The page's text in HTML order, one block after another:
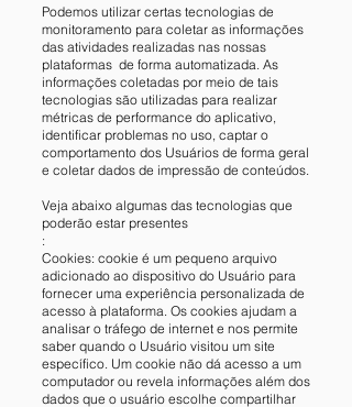
Podemos utilizar certas tecnologias de
monitoramento para coletar as informações
das atividades realizadas nas nossas
plataformas de forma automatizada. As
informações coletadas por meio de tais
tecnologias são utilizadas para realizar
métricas de performance do aplicativo,
identificar problemas no uso, captar o
comportamento dos Usuários de forma geral
e coletar dados de impressão de conteúdos.
Veja abaixo algumas das tecnologias que
poderão estar presentes
:
Cookies: cookie é um pequeno arquivo
adicionado ao dispositivo do Usuário para
fornecer uma experiência personalizada de
acesso à plataforma. Os cookies ajudam a
analisar o tráfego de internet e nos permite
saber quando o Usuário visitou um site
específico. Um cookie não dá acesso a um
computador ou revela informações além dos
dados que o usuário escolhe compartilhar